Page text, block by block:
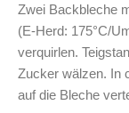
Zwei Backbleche
(E-Herd: 175°C/
verquirlen.
Zucker wälzen. In
auf die Bleche